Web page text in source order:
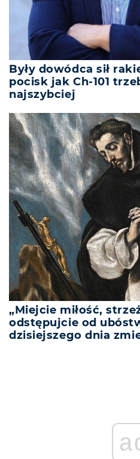
Były dowódca sił
pocisk jak Ch-101
najszybciej
„Miejcie miłość,
odstępujcie od
dzisiejszego dnia